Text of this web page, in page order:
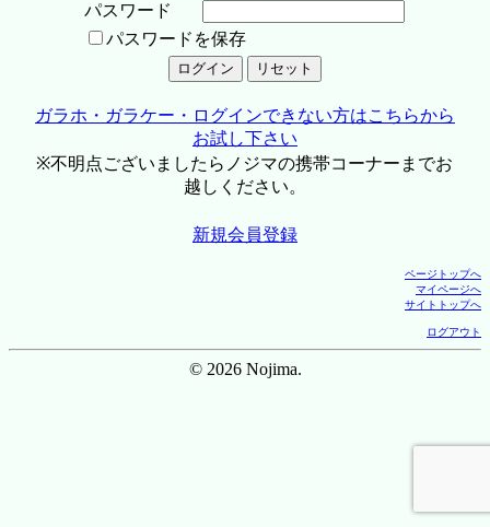
パスワード
パスワードを保存
ガラホ・ガラケー・ログインできない方はこちらから
お試し下さい
※不明点ございましたらノジマの携帯コーナーまでお
越しください。
新規会員登録
ページトップへ
マイページへ
サイトトップへ
ログアウト
© 2026 Nojima.